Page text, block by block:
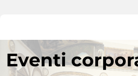
Eventi